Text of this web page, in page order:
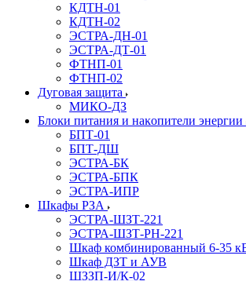
КДТН-01
КДТН-02
ЭСТРА-ДН-01
ЭСТРА-ДТ-01
ФТНП-01
ФТНП-02
Дуговая защита
МИКО-ДЗ
Блоĸи питания и наĸопители энергии
БПТ-01
БПТ-ДШ
ЭСТРА-БК
ЭСТРА-БПК
ЭСТРА-ИПР
Шкафы РЗА
ЭСТРА-ШЗТ-221
ЭСТРА-ШЗТ-РН-221
Шкаф комбинированный 6-35
Шкаф ДЗТ и АУВ
ШЗЗП-И/К-02